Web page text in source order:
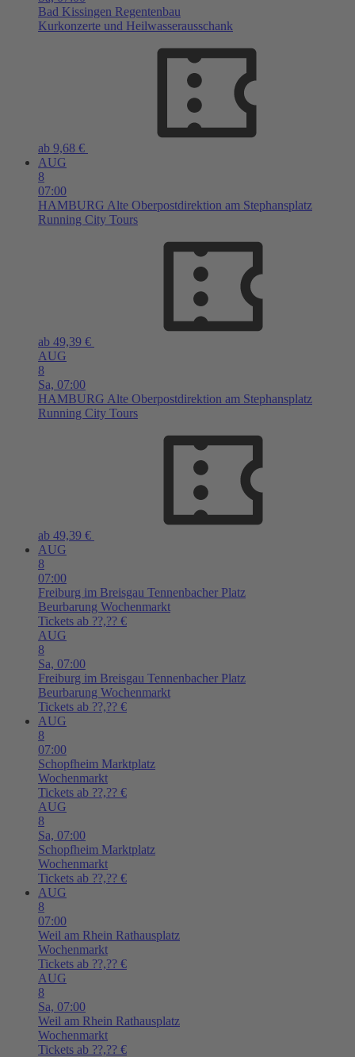
Bad Kissingen Regentenbau
Kurkonzerte und Heilwasserausschank
ab 9,68 €
AUG
8
07:00
HAMBURG Alte Oberpostdirektion am Stephansplatz
Running City Tours
ab 49,39 €
AUG
8
Sa, 07:00
HAMBURG Alte Oberpostdirektion am Stephansplatz
Running City Tours
ab 49,39 €
AUG
8
07:00
Freiburg im Breisgau Tennenbacher Platz
Beurbarung Wochenmarkt
Tickets ab ??,?? €
AUG
8
Sa, 07:00
Freiburg im Breisgau Tennenbacher Platz
Beurbarung Wochenmarkt
Tickets ab ??,?? €
AUG
8
07:00
Schopfheim Marktplatz
Wochenmarkt
Tickets ab ??,?? €
AUG
8
Sa, 07:00
Schopfheim Marktplatz
Wochenmarkt
Tickets ab ??,?? €
AUG
8
07:00
Weil am Rhein Rathausplatz
Wochenmarkt
Tickets ab ??,?? €
AUG
8
Sa, 07:00
Weil am Rhein Rathausplatz
Wochenmarkt
Tickets ab ??,?? €